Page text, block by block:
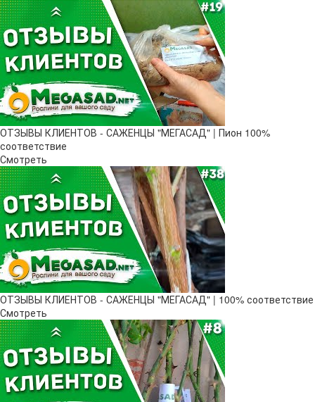
ОТЗЫВЫ КЛИЕНТОВ - САЖЕНЦЫ "МЕГАСАД" | Пион 100%
соответствие
Смотреть
ОТЗЫВЫ КЛИЕНТОВ - САЖЕНЦЫ "МЕГАСАД" | 100% соответствие
Смотреть